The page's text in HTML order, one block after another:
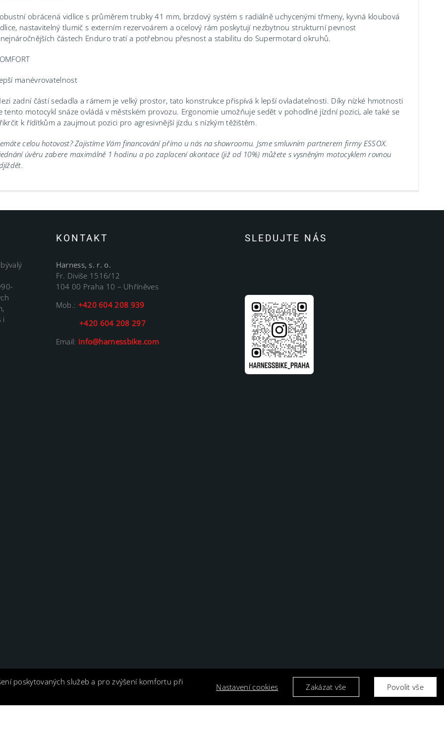
obrácená vidlice s průměrem trubky 41 mm, brzdový systém s radiálně uchycenými třmeny, kyvná kloubová
nastavitelný tlumič s externím rezervoárem a ocelový rám poskytují nezbytnou strukturní pevnost
částech Enduro tratí a potřebnou přesnost a stabilitu do Supermotard okruhů.
manévrovatelnost
zadní částí sedadla a rámem je velký prostor, tato konstrukce přispívá k lepší ovladatelnosti. Díky nízké hmotnosti
tento motocykl snáze ovládá v městském provozu. Ergonomie umožňuje sedět v pohodlné jízdní pozici, ale také se
k řídítkům a zaujmout pozici pro agresivnější jízdu s nízkým těžištěm.
celou hotovost? Zajistíme Vám financování přímo u nás na showroomu. Jsme smluvním partnerem firmy ESSOX.
úvěru zabere maximálně 1 hodinu a po zaplacení akontace (již od 10%) můžete s vysněným motocyklem rovnou
i
KONTAKT
Harness, s. r. o.
Fr. Diviše 1516/12
104 00 Praha 10 – Uhříněves
Mob.: +420 604 208 939
+420 604 208 297
Email: info@harnessbike.com
SLEDUJTE NÁS
poskytovaných služeb a pro zvýšení komfortu při
Nastavení cookies Zakázat vše Povolit vše